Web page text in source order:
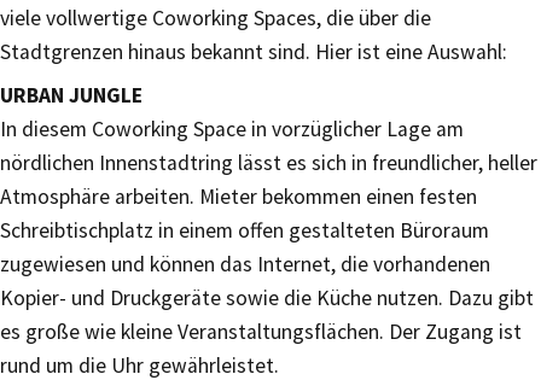
viele vollwertige Coworking Spaces, die über die
Stadtgrenzen hinaus bekannt sind. Hier ist eine Auswahl:
URBAN JUNGLE
In diesem Coworking Space in vorzüglicher Lage am
nördlichen Innenstadtring lässt es sich in freundlicher, heller
Atmosphäre arbeiten. Mieter bekommen einen festen
Schreibtischplatz in einem offen gestalteten Büroraum
zugewiesen und können das Internet, die vorhandenen
Kopier- und Druckgeräte sowie die Küche nutzen. Dazu gibt
es große wie kleine Veranstaltungsflächen. Der Zugang ist
rund um die Uhr gewährleistet.